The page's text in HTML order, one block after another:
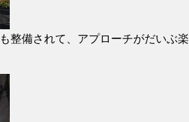
整備されて、アプローチがだいぶ楽